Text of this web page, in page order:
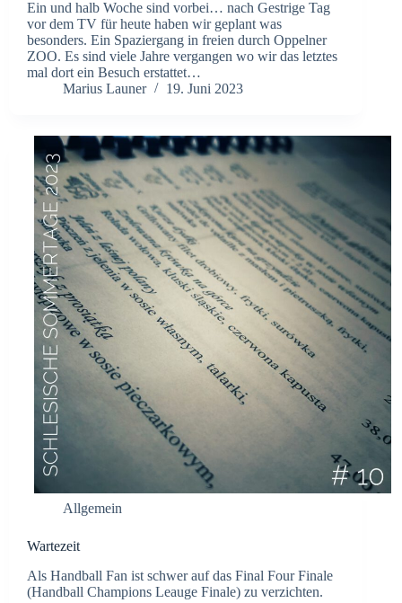
Ein und halb Woche sind vorbei… nach Gestrige Tag
vor dem TV für heute haben wir geplant was
besonders. Ein Spaziergang in freien durch Oppelner
ZOO. Es sind viele Jahre vergangen wo wir das letztes
mal dort ein Besuch erstattet…
Marius Launer
19. Juni 2023
Allgemein
Wartezeit
Als Handball Fan ist schwer auf das Final Four Finale
(Handball Champions Leauge Finale) zu verzichten.